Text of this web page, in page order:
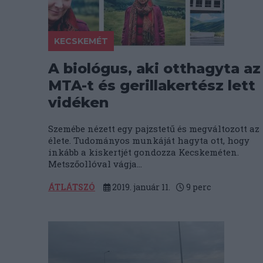
KECSKEMÉT
A biológus, aki otthagyta az
MTA-t és gerillakertész lett
vidéken
Szemébe nézett egy pajzstetű és megváltozott az
élete. Tudományos munkáját hagyta ott, hogy
inkább a kiskertjét gondozza Kecskeméten.
Metszőollóval vágja...
ÁTLÁTSZÓ 2019. január 11. 9 perc